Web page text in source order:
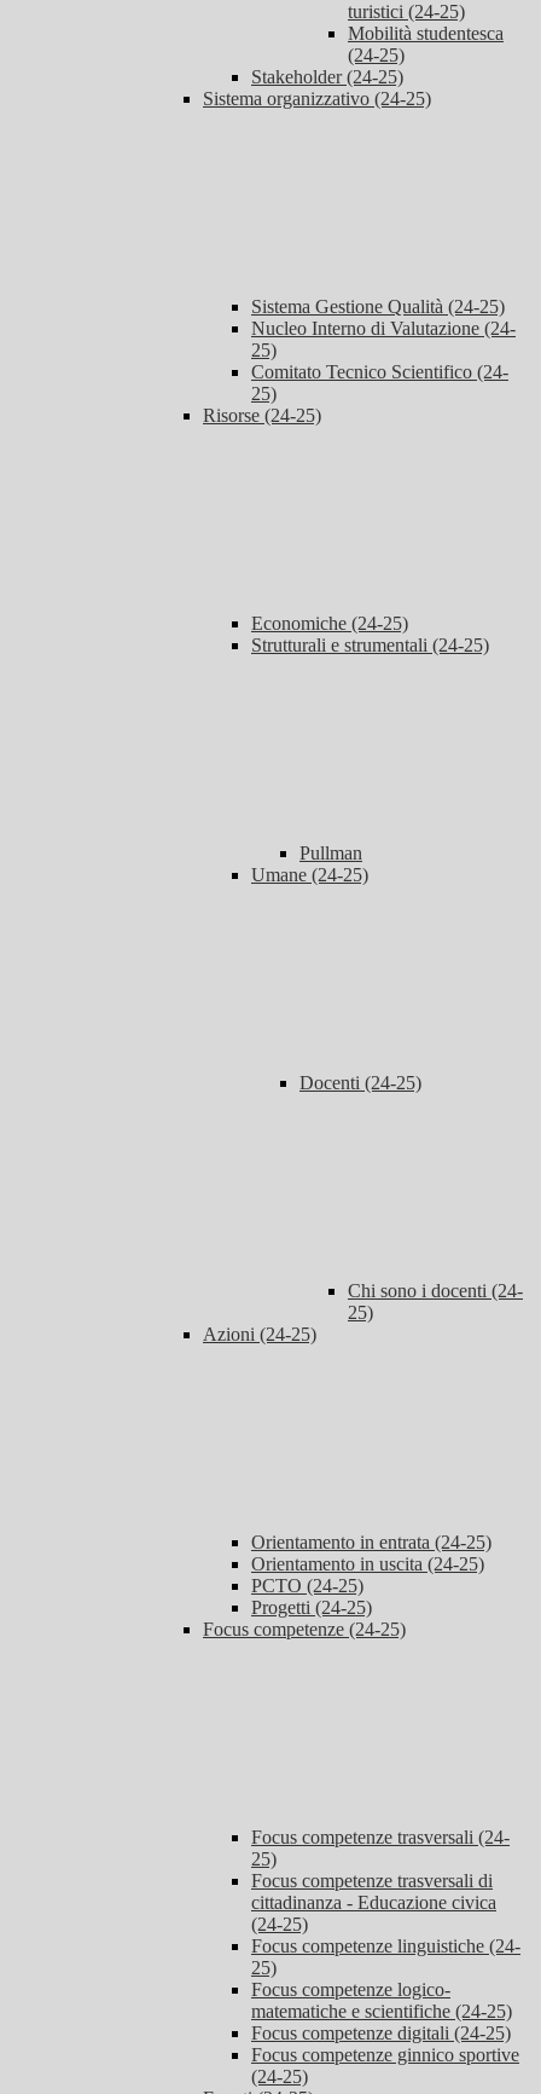
turistici (24-25)
Mobilità studentesca
(24-25)
Stakeholder (24-25)
Sistema organizzativo (24-25)
Sistema Gestione Qualità (24-25)
Nucleo Interno di Valutazione (24-
25)
Comitato Tecnico Scientifico (24-
25)
Risorse (24-25)
Economiche (24-25)
Strutturali e strumentali (24-25)
Pullman
Umane (24-25)
Docenti (24-25)
Chi sono i docenti (24-
25)
Azioni (24-25)
Orientamento in entrata (24-25)
Orientamento in uscita (24-25)
PCTO (24-25)
Progetti (24-25)
Focus competenze (24-25)
Focus competenze trasversali (24-
25)
Focus competenze trasversali di
cittadinanza - Educazione civica
(24-25)
Focus competenze linguistiche (24-
25)
Focus competenze logico-
matematiche e scientifiche (24-25)
Focus competenze digitali (24-25)
Focus competenze ginnico sportive
(24-25)